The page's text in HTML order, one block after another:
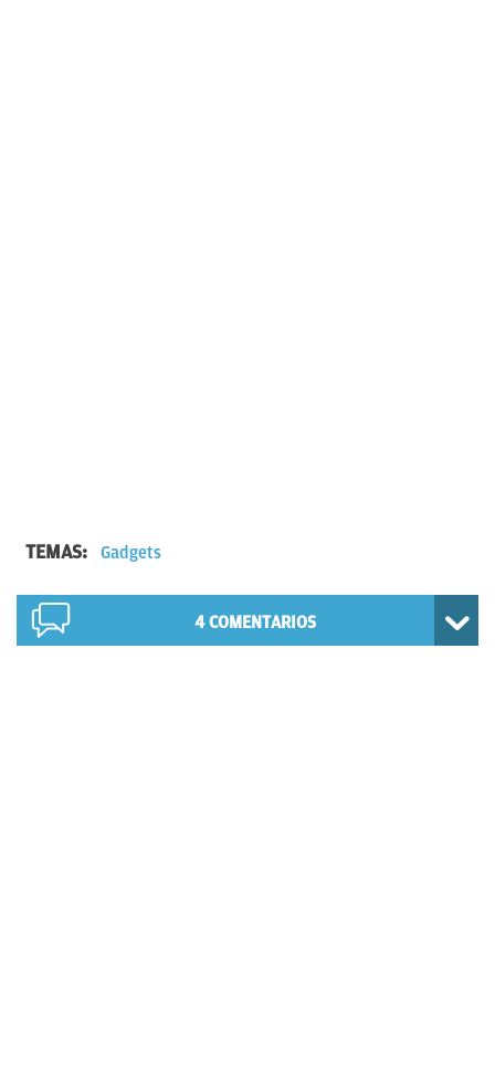
TEMAS: Gadgets
4COMENTARIOS